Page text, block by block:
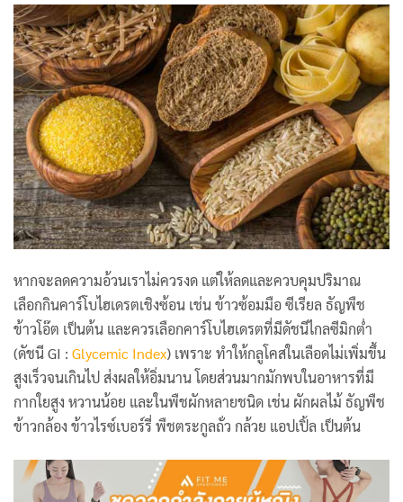
หากจะลดความอ้วนเราไม่ควรงด แต่ให้ลดและควบคุมปริมาณ
เลือกกินคาร์โบไฮเดรตเชิงซ้อน เช่น ข้าวซ้อมมือ ซีเรียล ธัญพืช
ข้าวโอ๊ต เป็นต้น และควรเลือกคาร์โบไฮเดรตที่มีดัชนีไกลซีมิกต่ำ
(ดัชนี GI : Glycemic Index) เพราะ ทำให้กลูโคสในเลือดไม่เพิ่มขึ้น
สูงเร็วจนเกินไป ส่งผลให้อิ่มนาน โดยส่วนมากมักพบในอาหารที่มี
กากใยสูง หวานน้อย และในพืชผักหลายชนิด เช่น ผักผลไม้ ธัญพืช
ข้าวกล้อง ข้าวไรซ์เบอร์รี่ พืชตระกูลถั่ว กล้วย แอปเปิ้ล เป็นต้น